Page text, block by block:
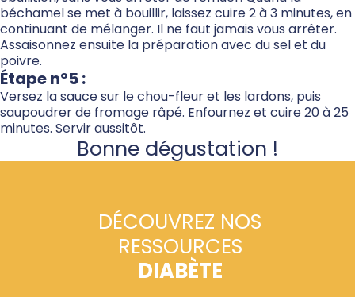
béchamel se met à bouillir, laissez cuire 2 à 3 minutes, en
continuant de mélanger. Il ne faut jamais vous arrêter.
Assaisonnez ensuite la préparation avec du sel et du
poivre.
Étape n°5 :
Versez la sauce sur le chou-fleur et les lardons, puis
saupoudrer de fromage râpé. Enfournez et cuire 20 à 25
minutes. Servir aussitôt.
Bonne dégustation !
DÉCOUVREZ NOS
RESSOURCES
DIABÈTE